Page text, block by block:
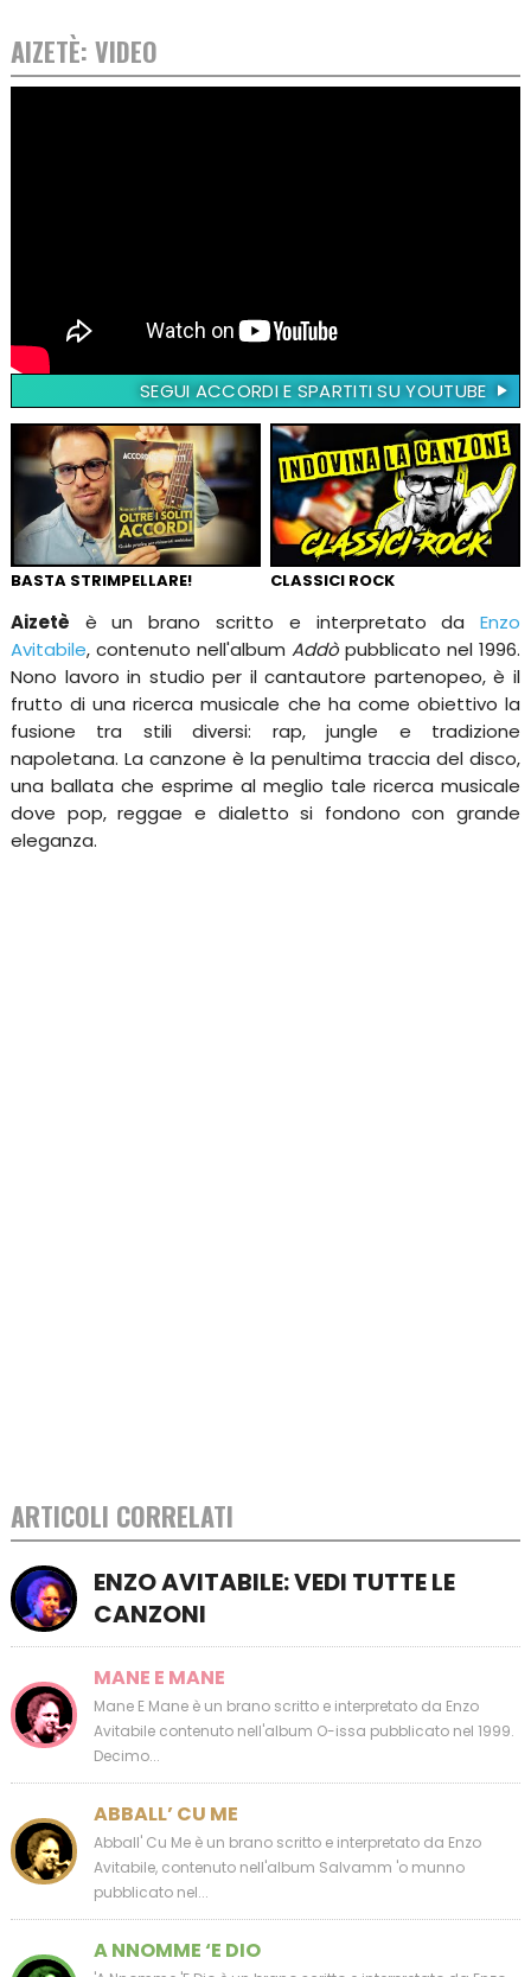
AIZETÈ: VIDEO
SEGUI ACCORDI E SPARTITI SU YOUTUBE
BASTA STRIMPELLARE! CLASSICI ROCK
Aizetè è un brano scritto e interpretato daEnzo
Avitabile, contenuto nell'album Addòpubblicato nel 1996.
Nono lavoro in studio per il cantautore partenopeo, è il
frutto di una ricerca musicale che ha come obiettivo la
fusione tra stili diversi: rap, jungle e tradizione
napoletana. La canzone è la penultima traccia del disco,
una ballata che esprime al meglio tale ricerca musicale
dove pop, reggae e dialetto si fondono con grande
eleganza.
ARTICOLI CORRELATI
ENZO AVITABILE: VEDI TUTTE LE
CANZONI
MANE E MANE
Mane E Mane è un brano scritto e interpretato da Enzo
Avitabile contenuto nell'album O-issa pubblicato nel 1999.
Decimo...
ABBALL’ CU ME
Abball' Cu Me è un brano scritto e interpretato da Enzo
Avitabile, contenuto nell'album Salvamm 'o munno
pubblicato nel...
A NNOMME ‘E DIO